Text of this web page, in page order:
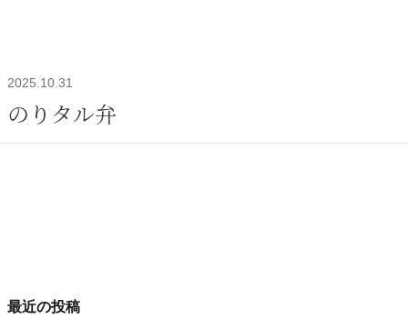
2025.10.31
のりタル弁
最近の投稿